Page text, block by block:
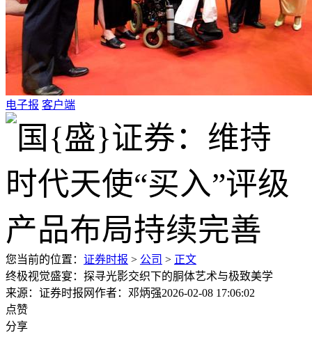
电子报 客户端
您当前的位置： 证券时报 > 公司 > 正文
终极视觉盛宴：探寻光影交织下的胴体艺术与极致美学
来源：证券时报网作者：邓炳强2026-02-08 17:06:02
点赞
分享